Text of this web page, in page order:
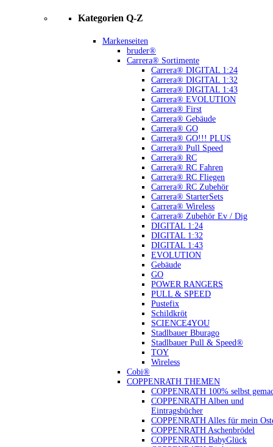
Kategorien Q-Z
Markenseiten
bruder®
Carrera® Sortimente
Carrera® DIGITAL 1:24
Carrera® DIGITAL 1:32
Carrera® DIGITAL 1:43
Carrera® EVOLUTION
Carrera® First
Carrera® Gebäude
Carrera® GO
Carrera® GO!!! PLUS
Carrera® Pull Speed
Carrera® RC
Carrera® RC Fahren
Carrera® RC Fliegen
Carrera® RC Zubehör
Carrera® StarterSets
Carrera® Wireless
Carrera® Zubehör Ev / Dig
DIGITAL 1:24
DIGITAL 1:32
DIGITAL 1:43
EVOLUTION
Gebäude
GO
POWER RANGERS
PULL & SPEED
Pustefix
Schildkröt
SCIENCE4YOU
Stadlbauer Bburago
Stadlbauer Pull & Speed®
TOY
Wireless
Cobi®
COPPENRATH THEMEN
COPPENRATH 100% selbst
COPPENRATH Alben und
Eintragsbücher
COPPENRATH Alles für mein
COPPENRATH Aschenbrödel
COPPENRATH BabyGlück